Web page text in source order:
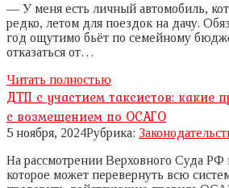
— У меня есть личный автомобиль,
редко, летом для поездок на дачу.
год ощутимо бьёт по семейному
отказаться от…
Читать полностью
ДТП с участием таксистов: какие
с возмещением по ОСАГО
5 ноября, 2024Рубрика:
На рассмотрении Верховного Суда РФ
которое может перевернуть всю